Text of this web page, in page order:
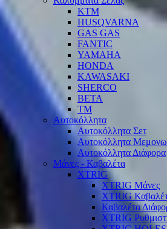
KTM
HUSQVARNA
GAS GAS
FANTIC
YAMAHA
HONDA
KAWASAKI
SHERCO
BETA
TM
Αυτοκόλλητα
Αυτοκόλλητα Σετ
Αυτοκόλλητα
Αυτοκόλλητα Διάφορα
Μάνες - Καβαλέτα
XTRIG
XTRIG Μάνες
XTRIG
Καβαλέτα
XTRIG